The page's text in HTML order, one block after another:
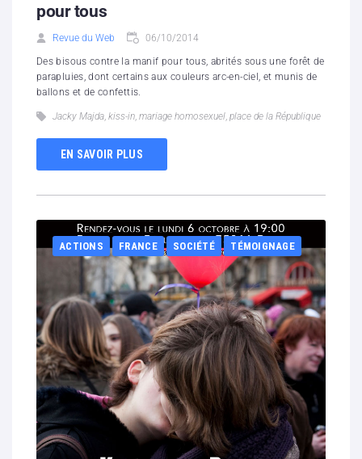
pour tous
Revue du Web 06/10/2014
Des bisous contre la manif pour tous, abrités sous une forêt de
parapluies, dont certains aux couleurs arc-en-ciel, et munis de
ballons et de confettis.
Jacky Majda, kiss-in, mariage homosexuel, place de la République
EN SAVOIR PLUS
ACTIONS FRANCE SOCIÉTÉ TÉMOIGNAGE